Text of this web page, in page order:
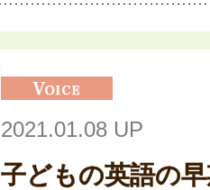
2021.01.08 UP
子どもの英語の